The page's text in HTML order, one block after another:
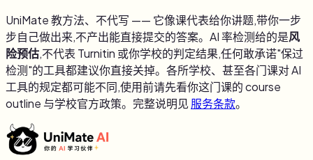
UniMate 教方法、不代写 —— 它像课代表给你讲题,带你一步
步自己做出来,不产出能直接提交的答案。AI 率检测给的是风
险预估,不代表 Turnitin 或你学校的判定结果,任何敢承诺"保过
检测"的工具都建议你直接关掉。各所学校、甚至各门课对 AI
工具的规定都可能不同,使用前请先看你这门课的 course
outline 与学校官方政策。完整说明见 服务条款。